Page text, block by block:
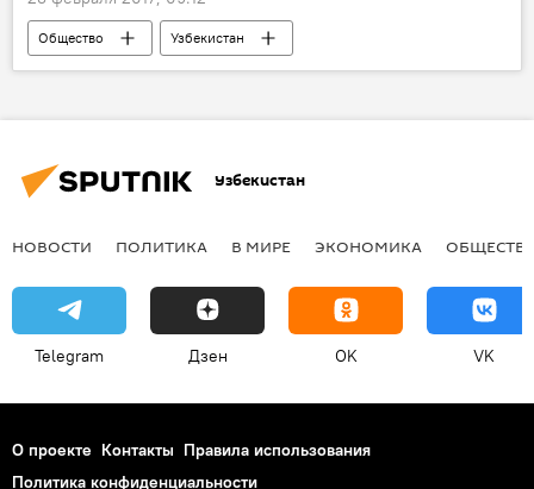
Общество
Узбекистан
Шавкат Мирзиёев
гражданство
Узбекистан
НОВОСТИ ПОЛИТИКА В МИРЕ ЭКОНОМИКА
Telegram Дзен OK VK
О проекте Контакты Правила использования
Политика конфиденциальности